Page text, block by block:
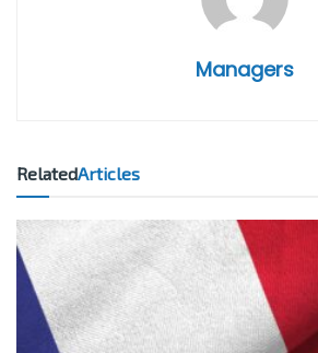
Managers
RelatedArticles